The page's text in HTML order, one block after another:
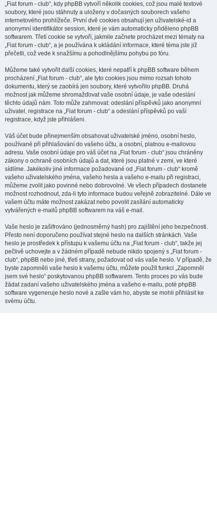
„Fiat forum - club“, kdy phpBB vytvoří několik cookies, což jsou malé textové
soubory, které jsou stáhnuty a uloženy v dočasných souborech vašeho
internetového prohlížeče. První dvě cookies obsahují jen uživatelské-id a
anonymní identifikátor session, které je vám automaticky přiděleno phpBB
softwarem. Třetí cookie se vytvoří, jakmile začnete procházet mezi tématy na
„Fiat forum - club“, a je používána k ukládání informace, které téma jste již
přečetli, což vede k snažšímu a pohodlnějšímu pohybu po fóru.
Můžeme také vytvořit další cookies, které nepatří k phpBB software během
procházení „Fiat forum - club“, ale tyto cookies jsou mimo rozsah tohoto
dokumentu, který se zaobírá jen soubory, které vytvořilo phpBB. Druhá
možnost jak můžeme shromažďovat vaše osobní údaje, je vaše odeslání
těchto údajů nám. Toto může zahrnovat: odeslání příspěvků jako anonymní
uživatel, registrace na „Fiat forum - club“ a odeslání příspěvků po vaší
registrace, když jste přihlášeni.
Váš účet bude přinejmenším obsahovat uživatelské jméno, osobní heslo,
používané při přihlašování do vašeho účtu, a osobní, platnou e-mailovou
adresu. Vaše osobní údaje pro váš účet na „Fiat forum - club“ jsou chráněny
zákony o ochraně osobních údajů a dat, které jsou platné v zemi, ve které
sídlíme. Jakékoliv jiné informace požadované od „Fiat forum - club“ kromě
vašeho uživatelského jména, vašeho hesla a vašeho e-mailu při registraci,
můžeme zvolit jako povinné nebo dobrovolné. Ve všech případech dostanete
možnost rozhodnout, zda-li tyto informace budou veřejně zobrazitelné. Dále ve
vašem účtu máte možnost zakázat nebo povolit zasílání automaticky
vytvářených e-mailů phpBB softwarem na váš e-mail.
Vaše heslo je zašifrováno (jednosměrný hash) pro zajištění jeho bezpečnosti.
Přesto není doporučeno používat stejné heslo na dalších stránkách. Vaše
heslo je prostředek k přístupu k vašemu účtu na „Fiat forum - club“, takže jej
pečlivě uchovejte a v žádném případě nebude nikdo spojený s „Fiat forum -
club“, phpBB nebo jiné, třetí strany, požadovat od vás vaše heslo. V případě, že
byste zapomněli vaše heslo k vašemu účtu, můžete použít funkci „Zapomněl
jsem své heslo“ poskytovanou phpBB softwarem. Tento proces po vás bude
žádat zadaní vašeho uživatelského jména a vašeho e-mailu, poté phpBB
software vygeneruje heslo nové a zašle vám ho, abyste se mohli přihlásit ke
svému účtu.